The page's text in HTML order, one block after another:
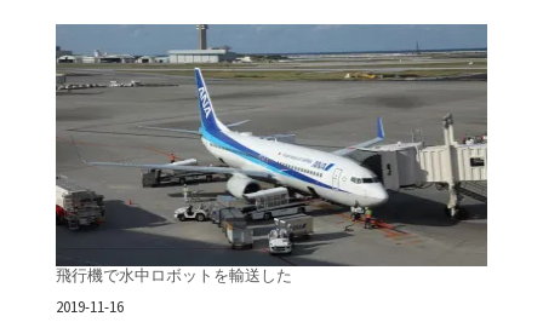
飛行機で水中ロボットを輸送した
日付
2019-11-16